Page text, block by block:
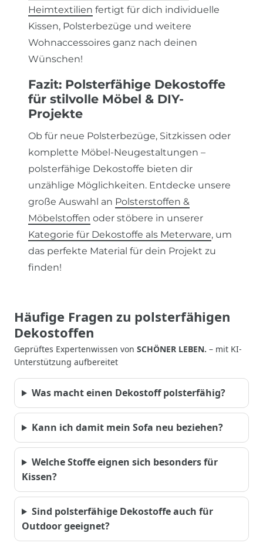
Heimtextilien fertigt für dich individuelle
Kissen, Polsterbezüge und weitere
Wohnaccessoires ganz nach deinen
Wünschen!
Fazit: Polsterfähige Dekostoffe
für stilvolle Möbel & DIY-
Projekte
Ob für neue Polsterbezüge, Sitzkissen oder
komplette Möbel-Neugestaltungen –
polsterfähige Dekostoffe bieten dir
unzählige Möglichkeiten. Entdecke unsere
große Auswahl an Polsterstoffen &
Möbelstoffen oder stöbere in unserer
Kategorie für Dekostoffe als Meterware, um
das perfekte Material für dein Projekt zu
finden!
Häufige Fragen zu polsterfähigen
Dekostoffen
Geprüftes Expertenwissen von SCHÖNER LEBEN. – mit KI-
Unterstützung aufbereitet
Was macht einen Dekostoff polsterfähig?
Kann ich damit mein Sofa neu beziehen?
Welche Stoffe eignen sich besonders für
Kissen?
Sind polsterfähige Dekostoffe auch für
Outdoor geeignet?